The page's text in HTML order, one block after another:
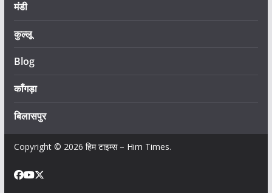
मंडी
कुल्लू
Blog
काँगड़ा
बिलासपुर
Copyright © 2026 हिम टाइम्स – Him Times.